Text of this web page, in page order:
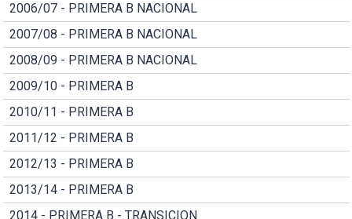
2006/07 - PRIMERA B NACIONAL
2007/08 - PRIMERA B NACIONAL
2008/09 - PRIMERA B NACIONAL
2009/10 - PRIMERA B
2010/11 - PRIMERA B
2011/12 - PRIMERA B
2012/13 - PRIMERA B
2013/14 - PRIMERA B
2014 - PRIMERA B - TRANSICION